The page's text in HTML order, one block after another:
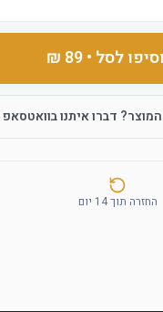
לסל •
‏89 ₪
דברו איתנו בוואטסאפ
החזרה תוך 14 יום